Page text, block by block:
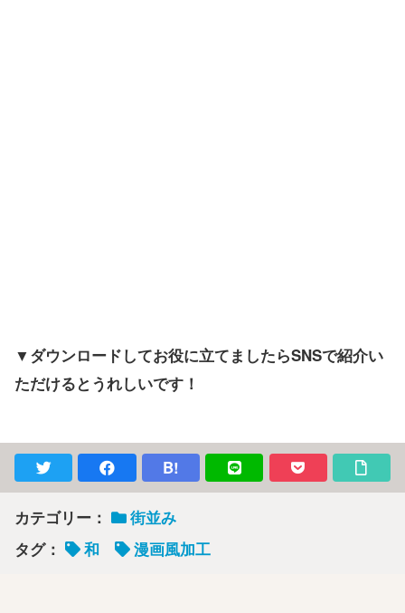
▼ダウンロードしてお役に立てましたらSNSで紹介い
ただけるとうれしいです！
B!
カテゴリー：
街並み
タグ：
和 漫画風加工